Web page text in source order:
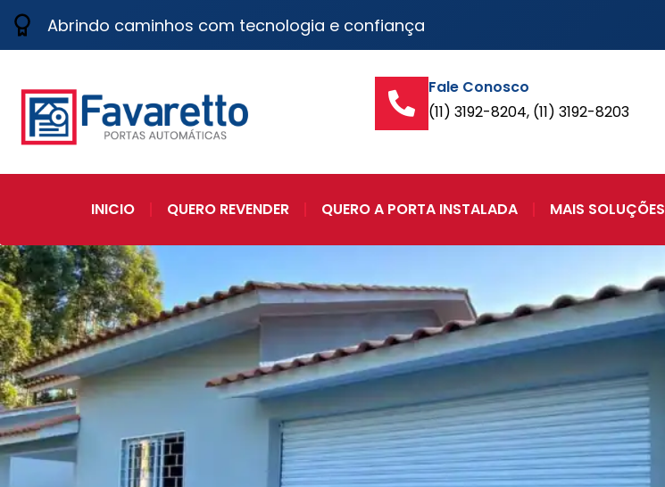
Abrindo caminhos com tecnologia e confiança
Fale Conosco
(11) 3192-8204, (11) 3192-8203
INICIO QUERO REVENDER QUERO A PORTA INSTALADA MAIS SOLUÇÕES